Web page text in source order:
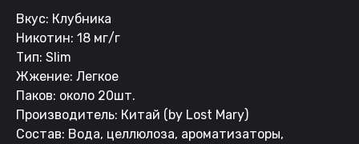
Вкус: Клубника
Никотин: 18 мг/г
Тип: Slim
Жжение: Легкое
Паков: около 20шт.
Производитель: Китай (by Lost Mary)
Состав: Вода, целлюлоза, ароматизаторы,